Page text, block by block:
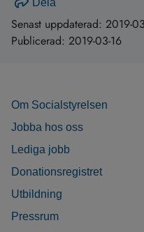
Dela
Senast uppdaterad: 2019-
Publicerad: 2019-03-16
Om Socialstyrelsen
Jobba hos oss
Lediga jobb
Donationsregistret
Utbildning
Pressrum